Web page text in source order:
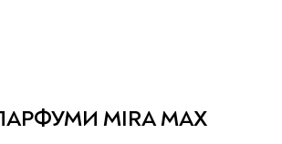
МIRA MAX